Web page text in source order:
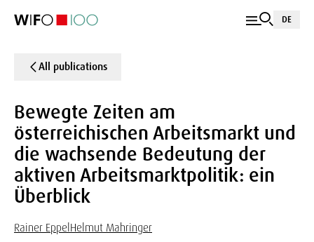
DE
All publications
Bewegte Zeiten am
österreichischen Arbeitsmarkt und
die wachsende Bedeutung der
aktiven Arbeitsmarktpolitik: ein
Überblick
Rainer Eppel Helmut Mahringer